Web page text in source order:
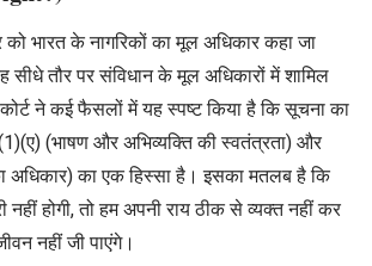
को भारत के नागरिकों का मूल अधिकार कहा जा
सीधे तौर पर संविधान के मूल अधिकारों में शामिल
ने कई फैसलों में यह स्पष्ट किया है कि सूचना का
(भाषण और अभिव्यक्ति की स्वतंत्रता) और
अधिकार) का एक हिस्सा है। इसका मतलब है कि
नहीं होगी, तो हम अपनी राय ठीक से व्यक्त नहीं कर
नहीं जी पाएंगे।